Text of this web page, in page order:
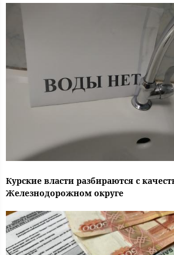
Курские власти разбираются с
Железнодорожном округе